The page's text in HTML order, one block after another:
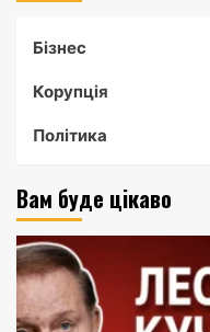
Бізнес
Корупція
Політика
Вам буде цікаво